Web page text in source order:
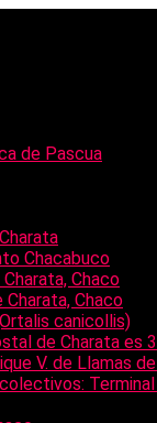
de Pascua
Chacabuco
Chaco
Charata, Chaco
canicollis)
de Charata es
V. de Llamas